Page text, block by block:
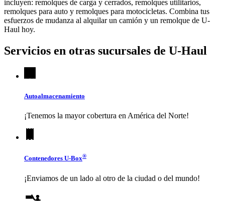
incluyen: remolques de carga y cerrados, remolques utilitarios,
remolques para auto y remolques para motocicletas. Combina tus
esfuerzos de mudanza al alquilar un camión y un remolque de U-
Haul hoy.
Servicios en otras sucursales de U-Haul
Autoalmacenamiento
¡Tenemos la mayor cobertura en América del Norte!
Contenedores U-Box®
¡Enviamos de un lado al otro de la ciudad o del mundo!